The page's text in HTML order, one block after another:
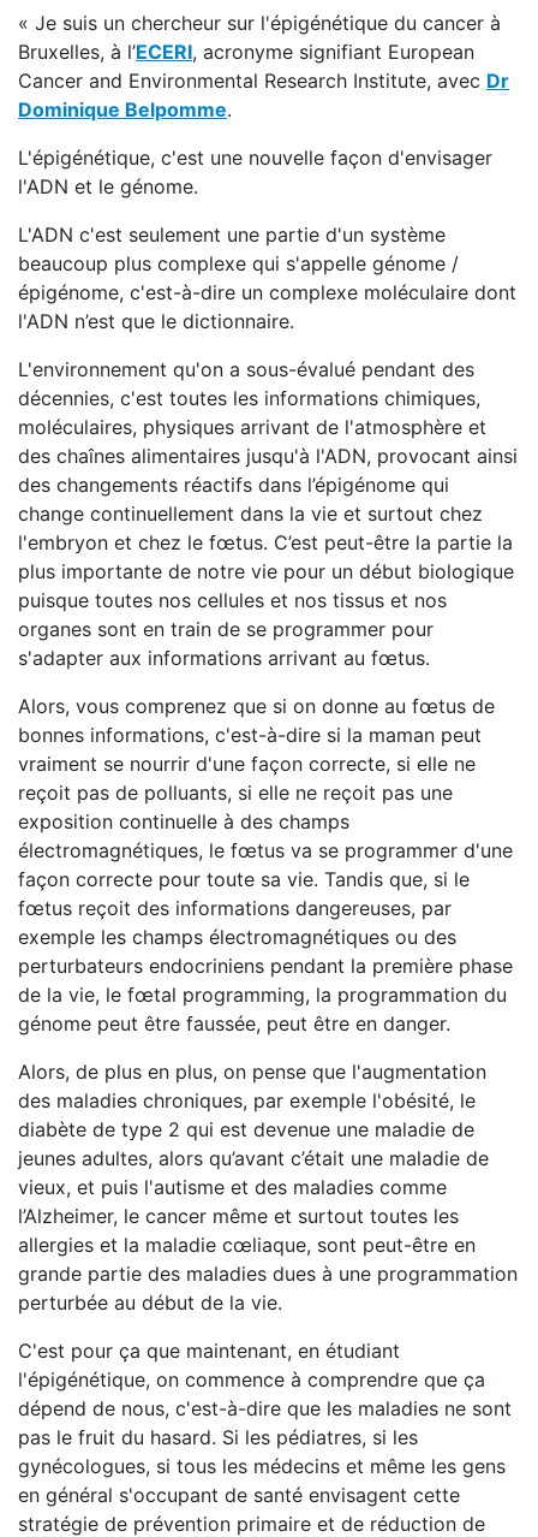
« Je suis un chercheur sur l'épigénétique du cancer à
Bruxelles, à l’ECERI, acronyme signifiant European
Cancer and Environmental Research Institute, avec Dr
Dominique Belpomme.
L'épigénétique, c'est une nouvelle façon d'envisager
l'ADN et le génome.
L'ADN c'est seulement une partie d'un système
beaucoup plus complexe qui s'appelle génome /
épigénome, c'est-à-dire un complexe moléculaire dont
l'ADN n’est que le dictionnaire.
L'environnement qu'on a sous-évalué pendant des
décennies, c'est toutes les informations chimiques,
moléculaires, physiques arrivant de l'atmosphère et
des chaînes alimentaires jusqu'à l'ADN, provocant ainsi
des changements réactifs dans l’épigénome qui
change continuellement dans la vie et surtout chez
l'embryon et chez le fœtus. C’est peut-être la partie la
plus importante de notre vie pour un début biologique
puisque toutes nos cellules et nos tissus et nos
organes sont en train de se programmer pour
s'adapter aux informations arrivant au fœtus.
Alors, vous comprenez que si on donne au fœtus de
bonnes informations, c'est-à-dire si la maman peut
vraiment se nourrir d'une façon correcte, si elle ne
reçoit pas de polluants, si elle ne reçoit pas une
exposition continuelle à des champs
électromagnétiques, le fœtus va se programmer d'une
façon correcte pour toute sa vie. Tandis que, si le
fœtus reçoit des informations dangereuses, par
exemple les champs électromagnétiques ou des
perturbateurs endocriniens pendant la première phase
de la vie, le fœtal programming, la programmation du
génome peut être faussée, peut être en danger.
Alors, de plus en plus, on pense que l'augmentation
des maladies chroniques, par exemple l'obésité, le
diabète de type 2 qui est devenue une maladie de
jeunes adultes, alors qu’avant c’était une maladie de
vieux, et puis l'autisme et des maladies comme
l’Alzheimer, le cancer même et surtout toutes les
allergies et la maladie cœliaque, sont peut-être en
grande partie des maladies dues à une programmation
perturbée au début de la vie.
C'est pour ça que maintenant, en étudiant
l'épigénétique, on commence à comprendre que ça
dépend de nous, c'est-à-dire que les maladies ne sont
pas le fruit du hasard. Si les pédiatres, si les
gynécologues, si tous les médecins et même les gens
en général s'occupant de santé envisagent cette
stratégie de prévention primaire et de réduction de